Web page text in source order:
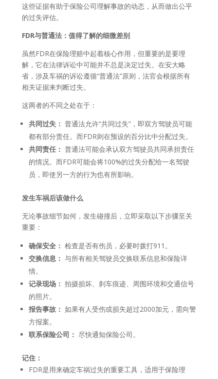
这些证据有助于保险公司理解事故的动态，从而做出公平
的过失评估。
FDR与普通法：值得了解的细微差别
虽然FDR在保险理赔中起着核心作用，但重要的是要理
解，它在法律诉讼中可能并不总是决定过失。在安大略
省，涉及车祸的诉讼遵循“普通法”原则，法官会根据所有
相关证据来判断过失。
这两者的不同之处在于：
共同过失： 普通法允许“共同过失”，即双方驾驶员可能
都有部分责任。而FDR则在预设的百分比中分配过失。
共同责任： 普通法可能会承认双方驾驶员共同承担责任
的情况。而FDR可能会将100%的过失分配给一名驾驶
员，即使另一方的行为也有所影响。
发生车祸后该做什么
无论事故细节如何，发生碰撞后，立即采取以下步骤至关
重要：
确保安全： 检查是否有伤员，必要时拨打911。
交换信息： 与所有相关驾驶员交换联系信息和保险详
情。
记录现场： 拍摄损坏、刹车痕迹、周围环境和交通信号
的照片。
报告事故： 如果有人受伤或损失超过2000加元，需向警
方报案。
联系保险公司： 尽快通知保险公司。
记住：
FDR是用来确定车祸过失的重要工具，适用于保险理